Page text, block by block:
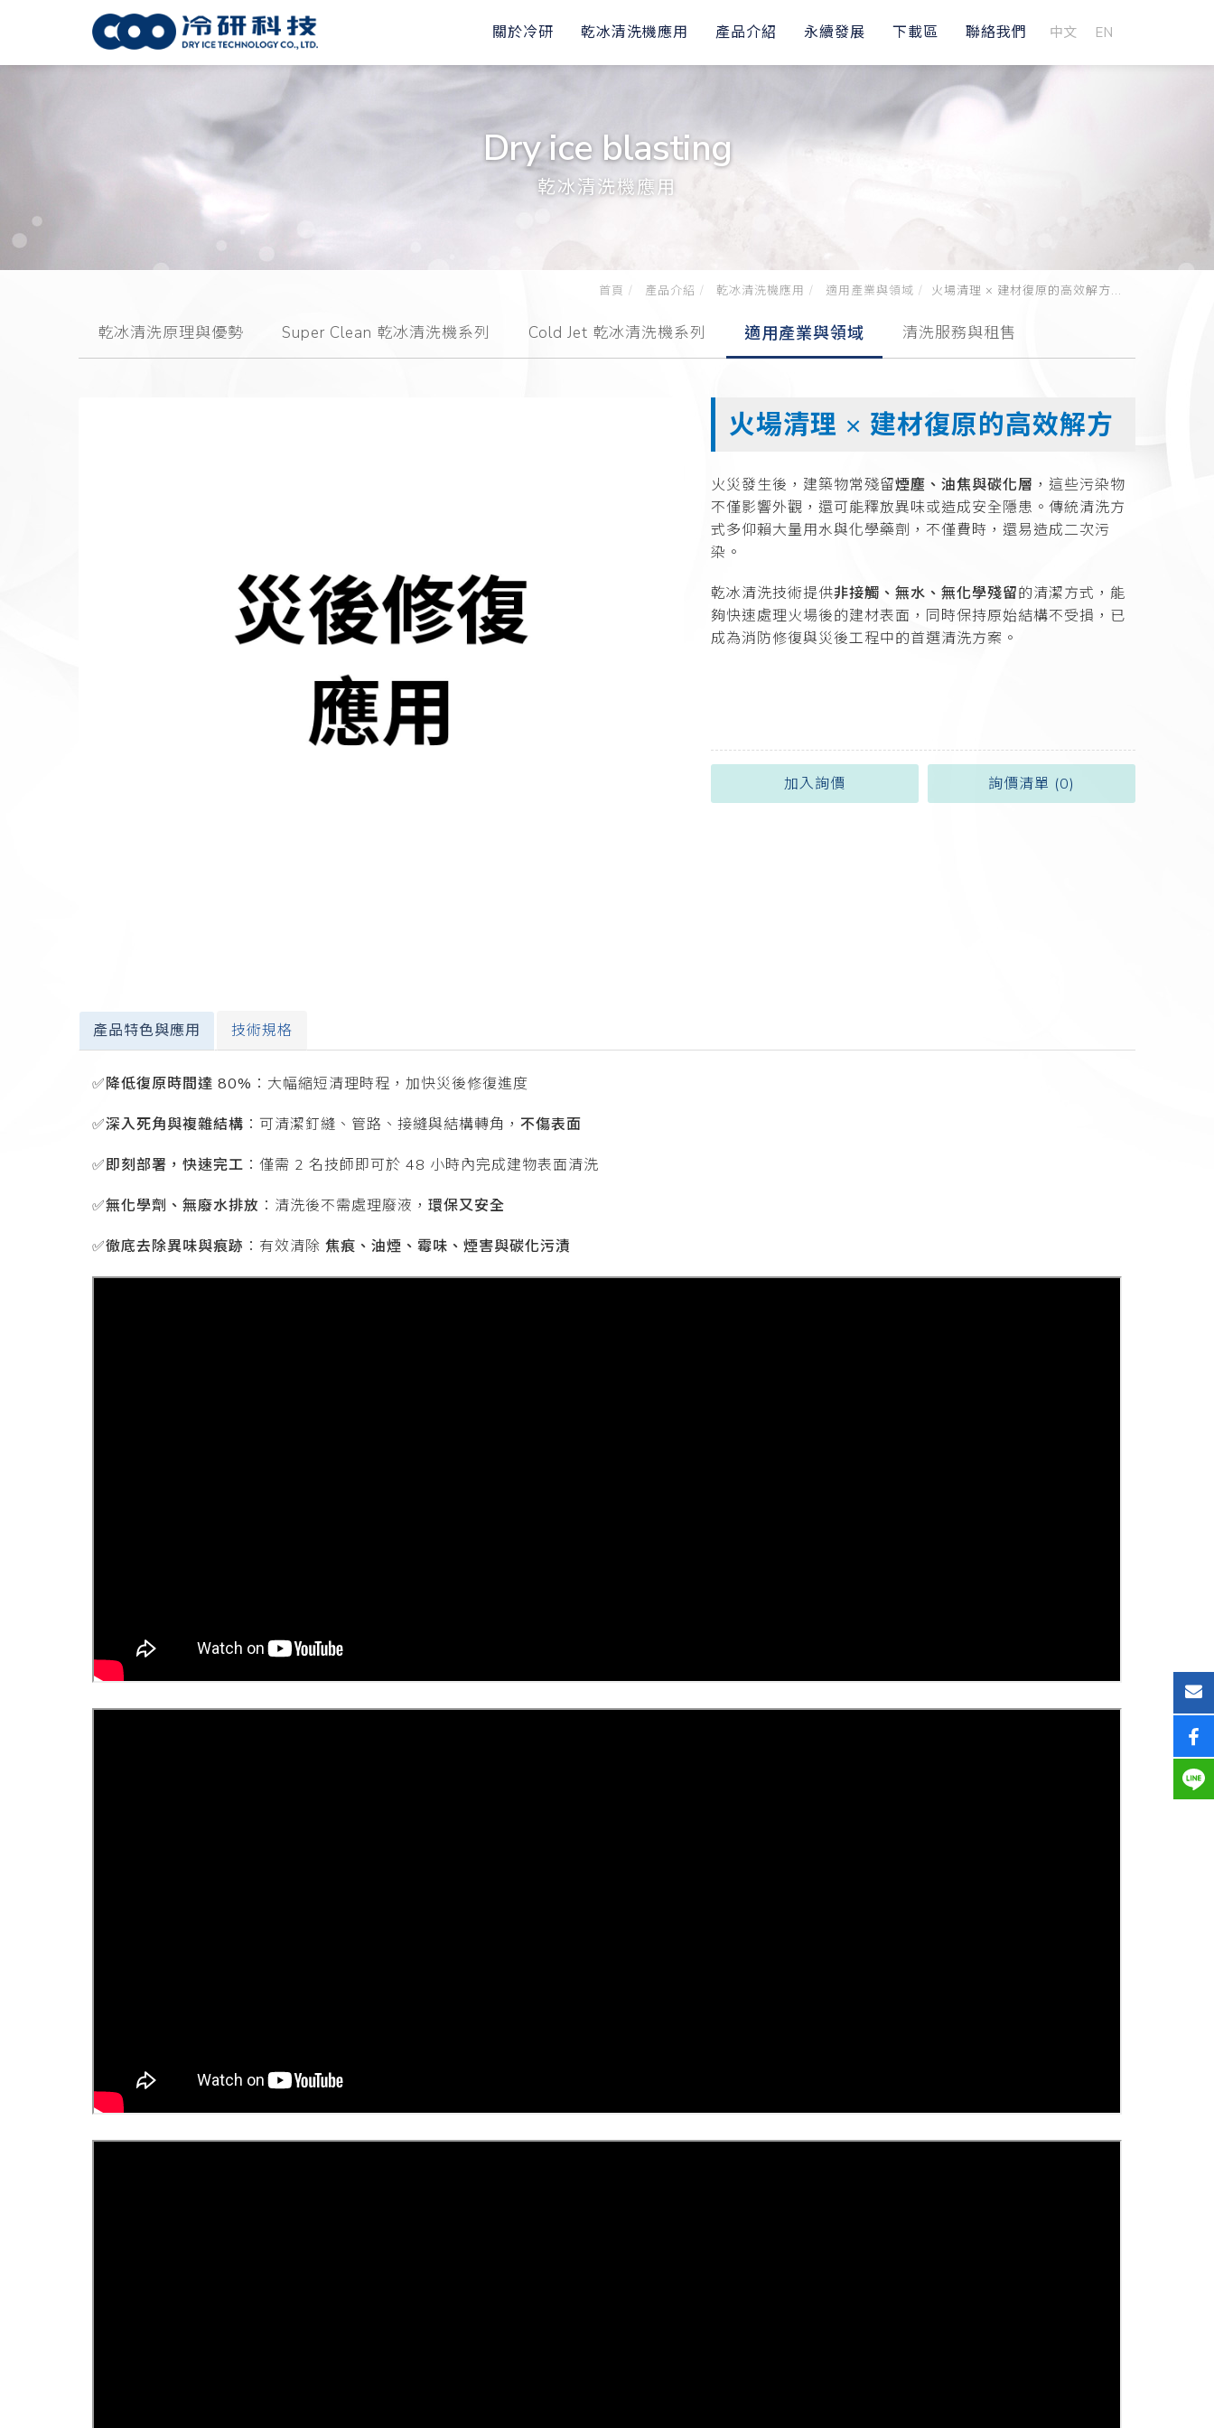
關於冷研 乾冰清洗機應用 產品介紹 永續發展 下載區 聯絡我們 中文 EN
Dry ice blasting
乾冰清洗機應用
首頁 產品介紹 乾冰清洗機應用 適用產業與領域 火場清理 × 建材復原的高效解方...
乾冰清洗原理與優勢 Super Clean 乾冰清洗機系列 Cold Jet 乾冰清洗機系列 適用產業與領域 清洗服務與租售
火場清理 × 建材復原的高效解方
火災發生後，建築物常殘留煙塵、油焦與碳化層 ，這些污染物
不僅影響外觀，還可能釋放異味或造成安全隱患。傳統清洗方
式多仰賴大量用水與化學藥劑，不僅費時，還易造成二次污
染。
乾冰清洗技術提供非接觸、無水、無化學殘留的清潔方式，能
夠快速處理火場後的建材表面，同時保持原始結構不受損，已
成為消防修復與災後工程中的首選清洗方案。
加入詢價 詢價清單 (0)
產品特色與應用 技術規格
✅降低復原時間達 80% ：大幅縮短清理時程，加快災後修復進度
✅深入死角與複雜結構 ：可清潔釘縫、管路、接縫與結構轉角， 不傷表面
✅即刻部署，快速完工 ：僅需 2 名技師即可於 48 小時內完成建物表面清洗
✅無化學劑、無廢水排放 ：清洗後不需處理廢液， 環保又安全
✅徹底去除異味與痕跡 ：有效清除 焦痕、油煙、霉味、煙害與碳化污漬